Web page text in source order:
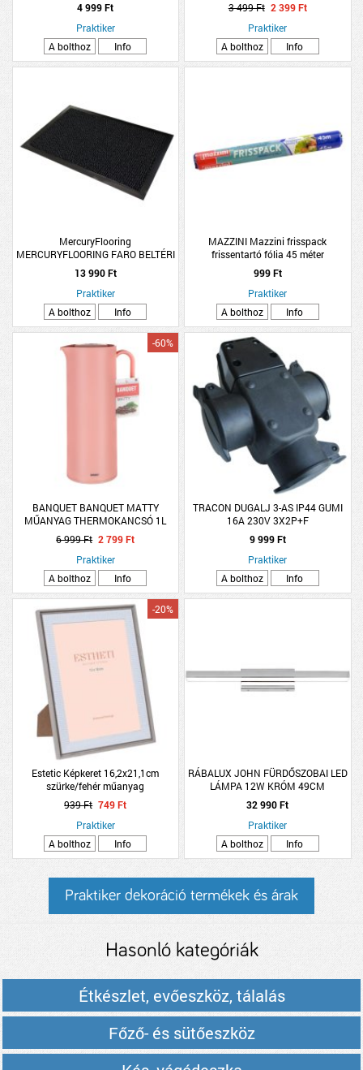
műanyag
4 999 Ft
Praktiker
A bolthoz
Info
3 499 Ft 2 399 Ft
Praktiker
A bolthoz
Info
MercuryFlooring
MERCURYFLOORING FARO BELTÉRI
SZENNYFOGÓ LÁBTÖRLŐ
90X150CM ANTRACIT
13 990 Ft
Praktiker
A bolthoz
Info
MAZZINI Mazzini frisspack
frissentartó fólia 45 méter
999 Ft
Praktiker
A bolthoz
Info
BANQUET BANQUET MATTY
MŰANYAG THERMOKANCSÓ 1L
RÓZSASZÍN
-60%
6 999 Ft 2 799 Ft
Praktiker
A bolthoz
Info
TRACON DUGALJ 3-AS IP44 GUMI
16A 230V 3X2P+F
9 999 Ft
Praktiker
A bolthoz
Info
Estetic Képkeret 16,2x21,1cm
szürke/fehér műanyag
-20%
939 Ft 749 Ft
Praktiker
A bolthoz
Info
RÁBALUX JOHN FÜRDŐSZOBAI LED
LÁMPA 12W KRÓM 49CM
32 990 Ft
Praktiker
A bolthoz
Info
Praktiker dekoráció termékek és árak
Hasonló kategóriák
Étkészlet, evőeszköz, tálalás
Főző- és sütőeszköz